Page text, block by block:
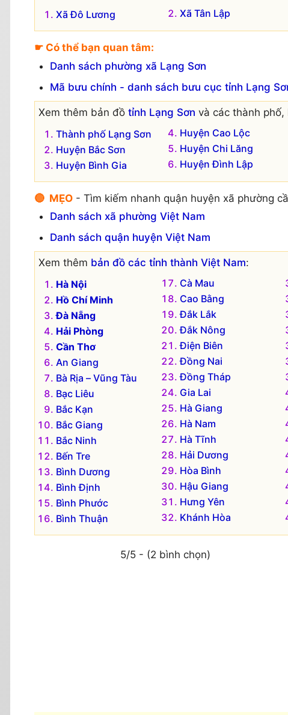
Xã Đô Lương
Xã Tân Lập
☛ Có thể bạn quan tâm:
Danh sách phường xã Lạng Sơn
Mã bưu chính - danh sách bưu cục tỉnh Lạng
Xem thêm bản đồ tỉnh Lạng Sơn và các thành phố,
Thành phố Lạng Sơn
Huyện Bắc Sơn
Huyện Bình Gia
Huyện Cao Lộc
Huyện Chi Lăng
Huyện Đình Lập
🔴 MẸO - Tìm kiếm nhanh quận huyện xã phường
Danh sách xã phường Việt Nam
Danh sách quận huyện Việt Nam
Xem thêm bản đồ các tỉnh thành Việt Nam:
Hà Nội
Hồ Chí Minh
Đà Nẵng
Hải Phòng
Cần Thơ
An Giang
Bà Rịa – Vũng Tàu
Bạc Liêu
Bắc Kạn
Bắc Giang
Bắc Ninh
Bến Tre
Bình Dương
Bình Định
Bình Phước
Bình Thuận
Cà Mau
Cao Bằng
Đắk Lắk
Đắk Nông
Điện Biên
Đồng Nai
Đồng Tháp
Gia Lai
Hà Giang
Hà Nam
Hà Tĩnh
Hải Dương
Hòa Bình
Hậu Giang
Hưng Yên
Khánh Hòa
5/5 - (2 bình chọn)